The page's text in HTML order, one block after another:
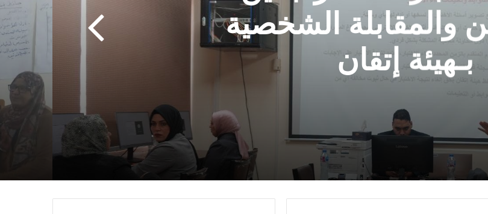
والمقابلة الشخصية
بـهيئة إتقان